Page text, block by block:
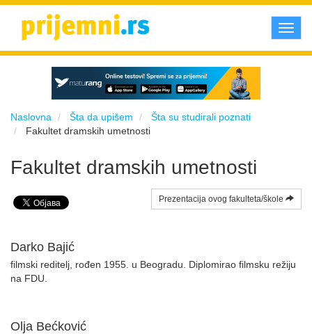
Naslovna Šta da upišem
Šta su studirali poznati
Fakultet dramskih umetnosti
Fakultet dramskih umetnosti
Prezentacija ovog fakulteta/škole
Darko Bajić
filmski reditelj, rođen 1955. u Beogradu. Diplomirao filmsku režiju
na FDU.
Olja Bećković